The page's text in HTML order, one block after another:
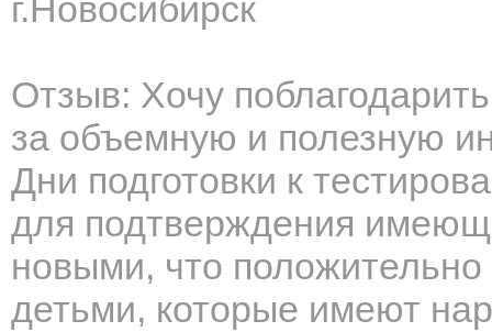
г.Новосибирск
Отзыв: Хочу
за объемную и полезную
Дни подготовки к
для подтверждения
новыми, что
детьми, которые имеют